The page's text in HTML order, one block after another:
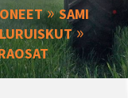
»SAMI
»